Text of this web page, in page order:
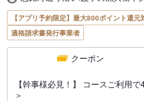
【アプリ予約限定】最大800ポイント還元
適格請求書発行事業者
クーポン
【幹事様必見！】 コースご利用
＞